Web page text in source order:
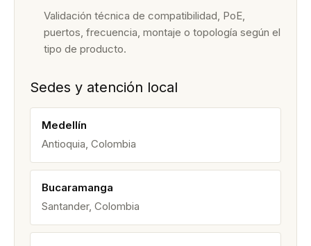
Validación técnica de compatibilidad, PoE,
puertos, frecuencia, montaje o topología según el
tipo de producto.
Sedes y atención local
Medellín
Antioquia, Colombia
Bucaramanga
Santander, Colombia